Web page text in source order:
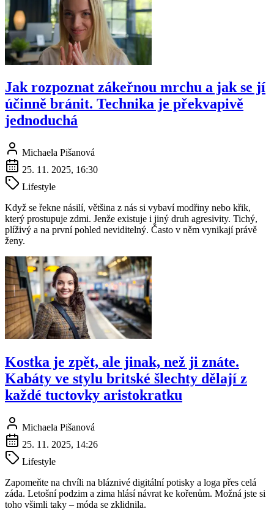
Jak rozpoznat zákeřnou mrchu a jak se jí
účinně bránit. Technika je překvapivě
jednoduchá
Michaela Pišanová
25. 11. 2025, 16:30
Lifestyle
Když se řekne násilí, většina z nás si vybaví modřiny nebo křik,
který prostupuje zdmi. Jenže existuje i jiný druh agresivity. Tichý,
plíživý a na první pohled neviditelný. Často v něm vynikají právě
ženy.
Kostka je zpět, ale jinak, než ji znáte.
Kabáty ve stylu britské šlechty dělají z
každé tuctovky aristokratku
Michaela Pišanová
25. 11. 2025, 14:26
Lifestyle
Zapomeňte na chvíli na bláznivé digitální potisky a loga přes celá
záda. Letošní podzim a zima hlásí návrat ke kořenům. Možná jste si
toho všimli taky – móda se zklidnila.